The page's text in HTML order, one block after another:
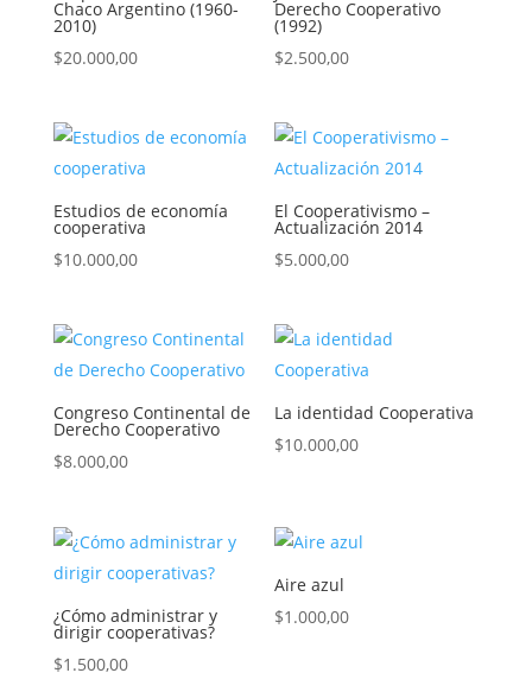
Chaco Argentino (1960-
2010)
$20.000,00
Derecho Cooperativo
(1992)
$2.500,00
Estudios de economía
cooperativa
$10.000,00
El Cooperativismo –
Actualización 2014
$5.000,00
Congreso Continental de
Derecho Cooperativo
$8.000,00
La identidad Cooperativa
$10.000,00
¿Cómo administrar y
dirigir cooperativas?
$1.500,00
Aire azul
$1.000,00